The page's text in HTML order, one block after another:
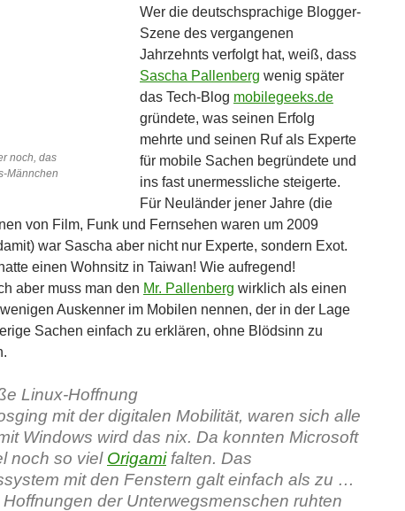
noch, das
Männchen
Wer die deutschsprachige Blogger-
Szene des vergangenen
Jahrzehnts verfolgt hat, weiß, dass
Sascha Pallenberg wenig später
das Tech-Blog mobilegeeks.de
gründete, was seinen Erfolg
mehrte und seinen Ruf als Experte
für mobile Sachen begründete und
ins fast unermessliche steigerte.
Für Neuländer jener Jahre (die
von Film, Funk und Fernsehen waren um 2009
war Sascha aber nicht nur Experte, sondern Exot.
einen Wohnsitz in Taiwan! Wie aufregend!
aber muss man den Mr. Pallenberg wirklich als einen
Auskenner im Mobilen nennen, der in der Lage
Sachen einfach zu erklären, ohne Blödsinn zu
Linux-Hoffnung
mit der digitalen Mobilität, waren sich alle
Windows wird das nix. Da konnten Microsoft
noch so viel Origamifalten. Das
mit den Fenstern galt einfach als zu …
Hoffnungen der Unterwegsmenschen ruhten